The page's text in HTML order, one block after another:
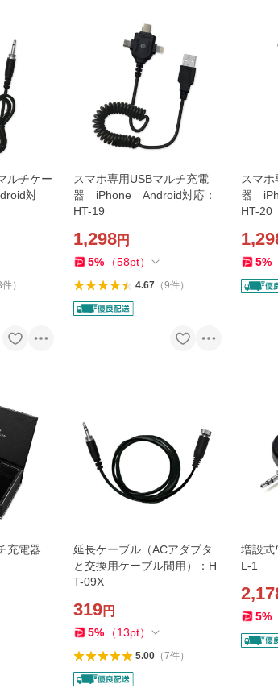
ルチケー
対
件）
スマホ専用USBマルチ充電
器 iPhone Android対応：
HT-19
1,298円
5% （58pt）
4.67（9件）
スマ
器
HT-20
5%
充電器
延長ケーブル（ACアダプタ
と交換用ケーブル間用）：H
T-09X
319円
5% （13pt）
5.00（7件）
増設式
L-1
5%